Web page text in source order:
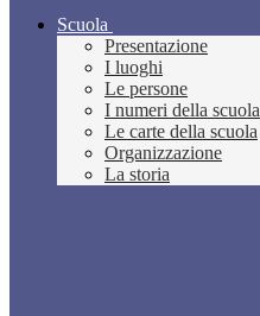
Scuola
Presentazione
I luoghi
Le persone
I numeri della scuola
Le carte della scuola
Organizzazione
La storia